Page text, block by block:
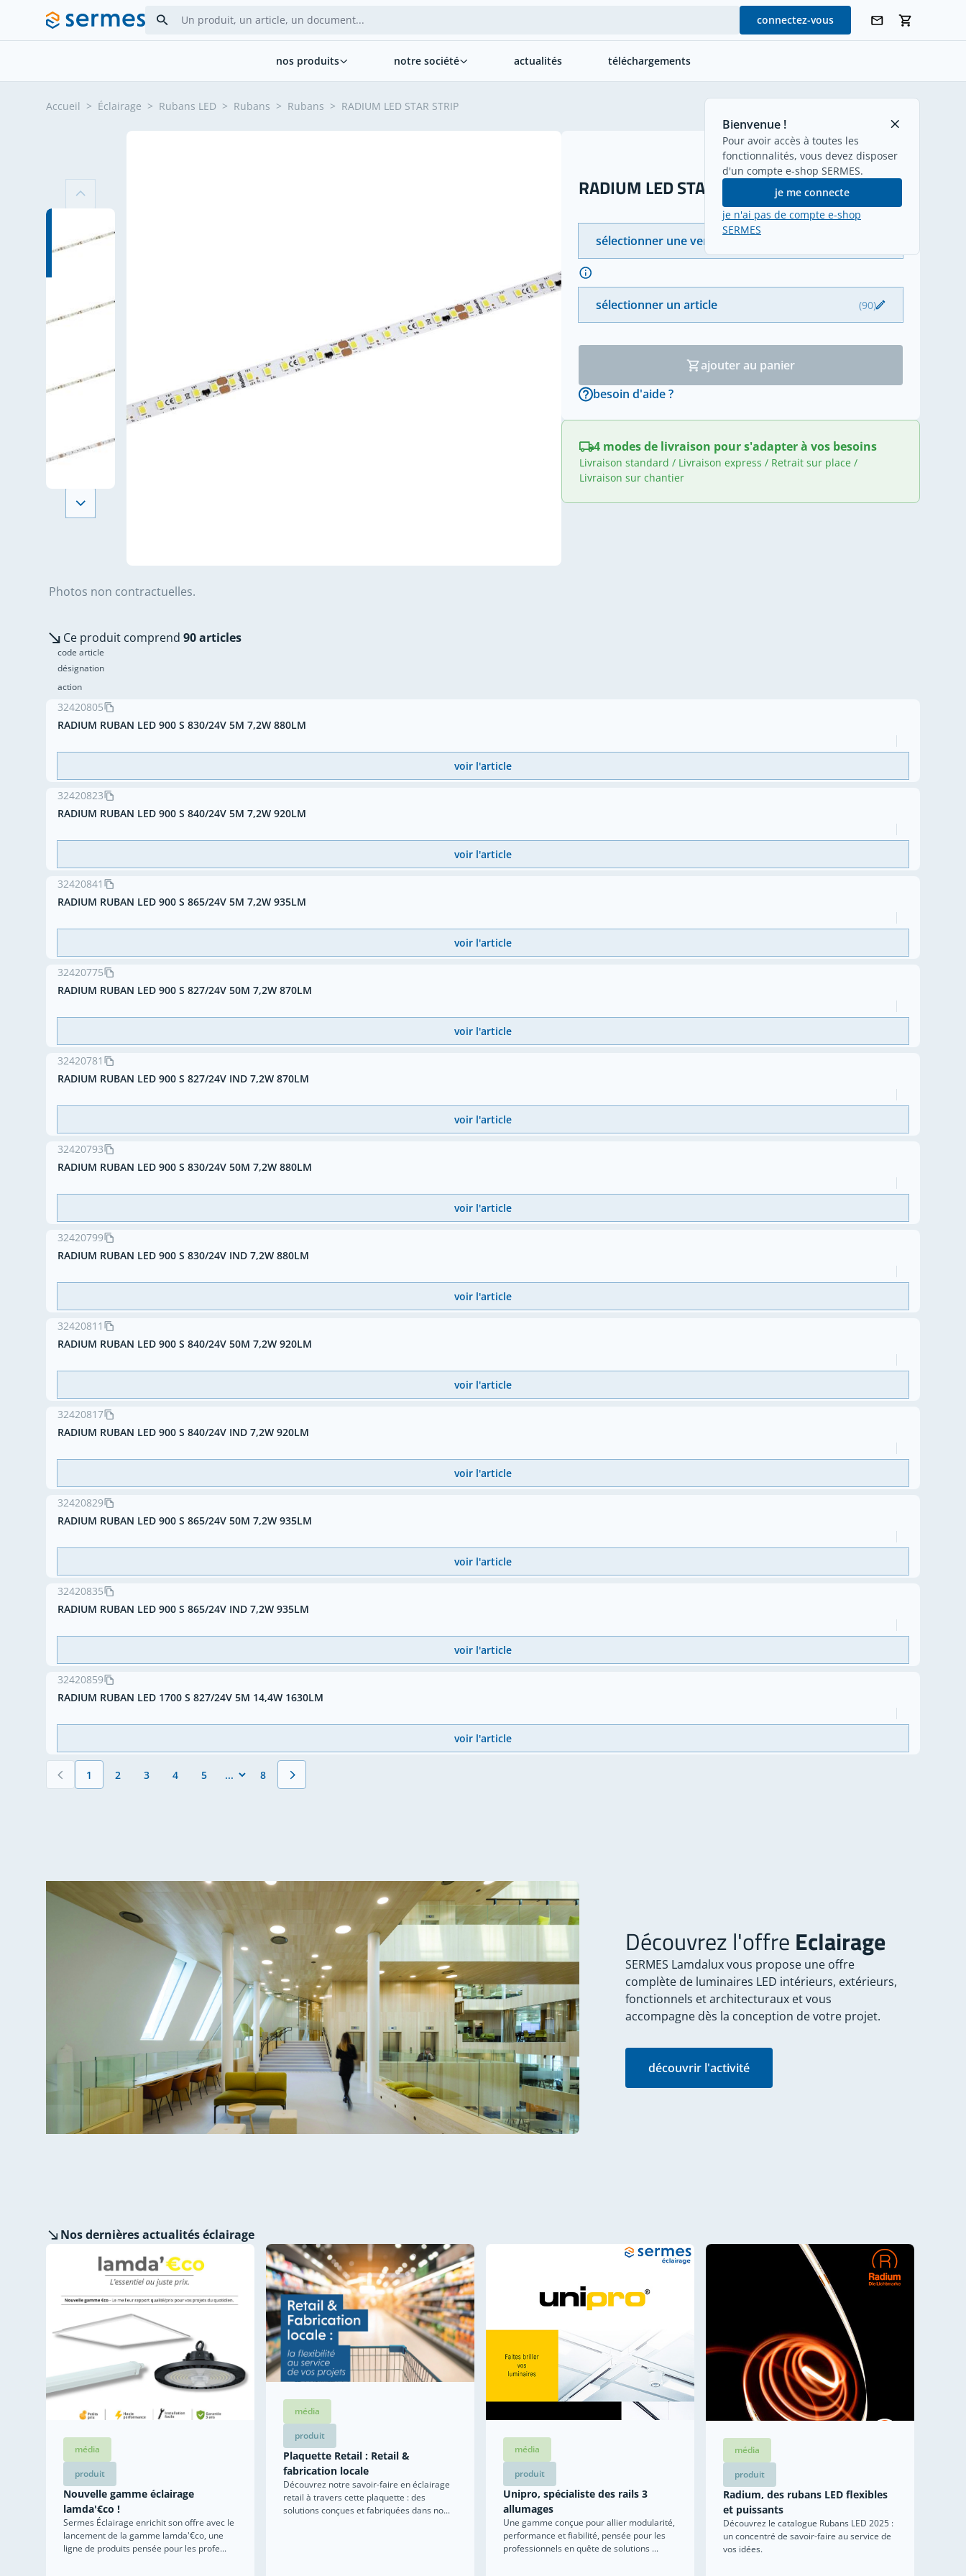
Allez au contenu
connectez-vous
Bienvenue !
Pour avoir accès à toutes les
fonctionnalités, vous devez disposer
d'un compte e-shop SERMES.
je me connecte
je n'ai pas de compte e-shop
SERMES
nos produits notre société actualités téléchargements
Accueil > Éclairage > Rubans LED > Rubans > Rubans > RADIUM LED STAR STRIP retour
Photos non contractuelles.
RADIUM LED STAR STRIP
sélectionner une version
sélectionner un article (90)
ajouter au panier
besoin d'aide ?
4 modes de livraison pour s'adapter à vos besoins
Livraison standard / Livraison express / Retrait sur place /
Livraison sur chantier
Ce produit comprend 90 articles
code article
désignation
action
32420805
RADIUM RUBAN LED 900 S 830/24V 5M 7,2W 880LM
voir l'article
32420823
RADIUM RUBAN LED 900 S 840/24V 5M 7,2W 920LM
voir l'article
32420841
RADIUM RUBAN LED 900 S 865/24V 5M 7,2W 935LM
voir l'article
32420775
RADIUM RUBAN LED 900 S 827/24V 50M 7,2W 870LM
voir l'article
32420781
RADIUM RUBAN LED 900 S 827/24V IND 7,2W 870LM
voir l'article
32420793
RADIUM RUBAN LED 900 S 830/24V 50M 7,2W 880LM
voir l'article
32420799
RADIUM RUBAN LED 900 S 830/24V IND 7,2W 880LM
voir l'article
32420811
RADIUM RUBAN LED 900 S 840/24V 50M 7,2W 920LM
voir l'article
32420817
RADIUM RUBAN LED 900 S 840/24V IND 7,2W 920LM
voir l'article
32420829
RADIUM RUBAN LED 900 S 865/24V 50M 7,2W 935LM
voir l'article
32420835
RADIUM RUBAN LED 900 S 865/24V IND 7,2W 935LM
voir l'article
32420859
RADIUM RUBAN LED 1700 S 827/24V 5M 14,4W 1630LM
voir l'article
Vous lisez actuellement la page
1 Page
2 Page
3 Page
4 Page
5 Page
8
Découvrez l'offre Eclairage
SERMES Lamdalux vous propose une offre
complète de luminaires LED intérieurs, extérieurs,
fonctionnels et architecturaux et vous
accompagne dès la conception de votre projet.
découvrir l'activité
Nos dernièresactualités éclairage
média
produit
Nouvelle gamme éclairage
lamda'€co !
Sermes Éclairage enrichit son offre avec le
lancement de la gamme lamda'€co, une
ligne de produits pensée pour les profe...
média
produit
Plaquette Retail : Retail &
fabrication locale
Découvrez notre savoir-faire en éclairage
retail à travers cette plaquette : des
solutions conçues et fabriquées dans no...
média
produit
Unipro, spécialiste des rails 3
allumages
Une gamme conçue pour allier modularité,
performance et fiabilité, pensée pour les
professionnels en quête de solutions ...
média
produit
Radium, des rubans LED flexibles
et puissants
Découvrez le catalogue Rubans LED 2025 :
un concentré de savoir-faire au service de
vos idées.